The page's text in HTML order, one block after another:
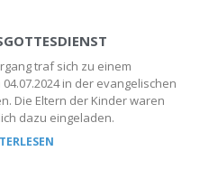
traf sich zu einem
in der evangelischen
Die Eltern der Kinder waren
dazu eingeladen.